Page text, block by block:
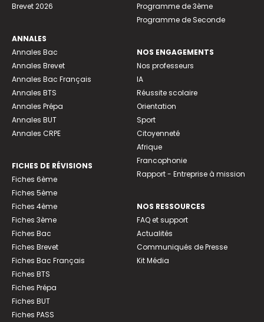
Brevet 2026
ANNALES
Annales Bac
Annales Brevet
Annales Bac Français
Annales BTS
Annales Prépa
Annales BUT
Annales CRPE
FICHES DE RÉVISIONS
Fiches 6ème
Fiches 5ème
Fiches 4ème
Fiches 3ème
Fiches Bac
Fiches Brevet
Fiches Bac Français
Fiches BTS
Fiches Prépa
Fiches BUT
Fiches PASS
Programme de 3ème
Programme de Seconde
NOS ENGAGEMENTS
Nos professeurs
IA
Réussite scolaire
Orientation
Sport
Citoyenneté
Afrique
Francophonie
Rapport - Entreprise à mission
NOS RESSOURCES
FAQ et support
Actualités
Communiqués de Presse
Kit Média